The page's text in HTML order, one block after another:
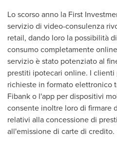
Lo scorso anno la First
servizio di video-consulenza
retail, dando loro la possibilità
consumo completamente
servizio è stato potenziato al
prestiti ipotecari online. I
richieste in formato elettronico
Fibank o l'app per dispositivi
consente inoltre loro di firmare
relativi alla concessione di
all'emissione di carte di credito.